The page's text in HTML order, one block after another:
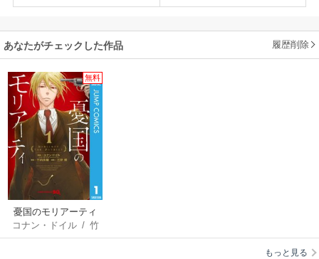
あなたがチェックした作品 履歴削除
無料
憂国のモリアーティ
コナン・ドイル/ 竹
内良輔/三好輝
もっと見る